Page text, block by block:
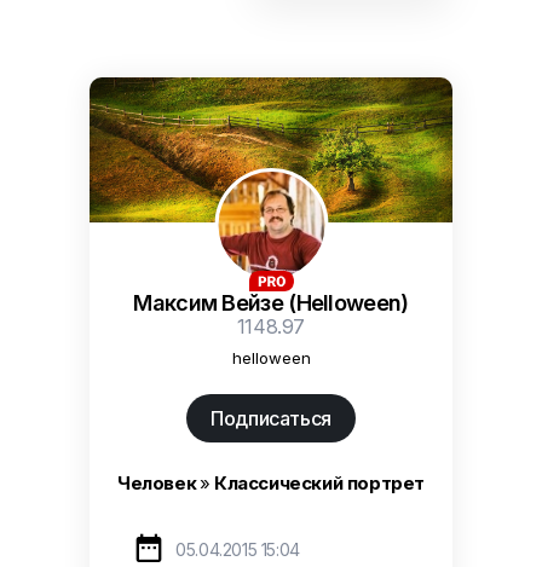
Максим Вейзе (Helloween)
1148.97
helloween
Подписаться
Человек» Классический портрет
 05.04.2015 15:04